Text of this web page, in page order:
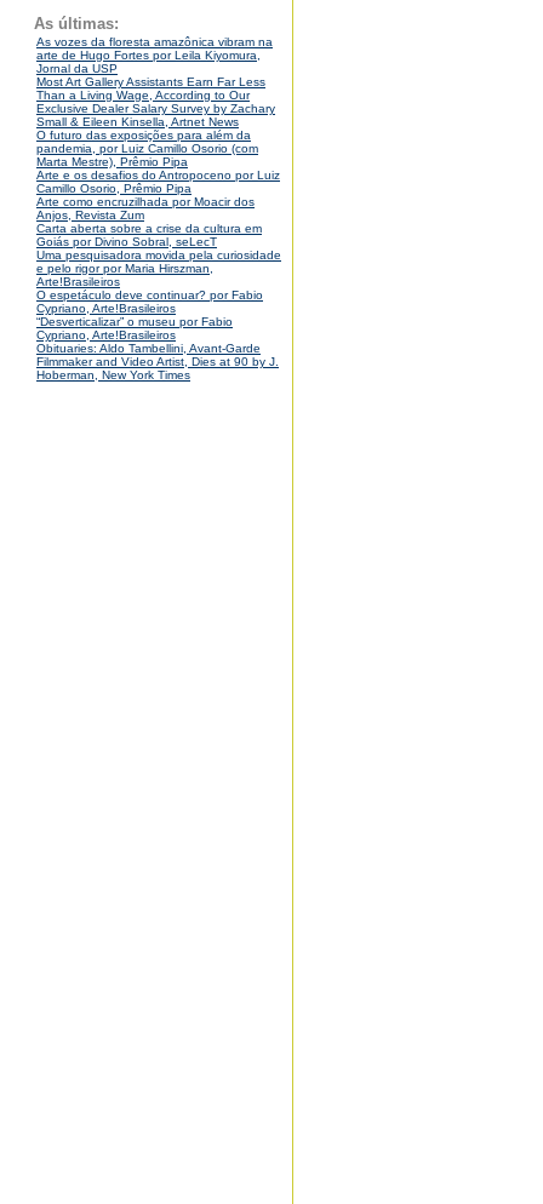
As últimas:
As vozes da floresta amazônica vibram na
arte de Hugo Fortes por Leila Kiyomura,
Jornal da USP
Most Art Gallery Assistants Earn Far Less
Than a Living Wage, According to Our
Exclusive Dealer Salary Survey by Zachary
Small & Eileen Kinsella, Artnet News
O futuro das exposições para além da
pandemia, por Luiz Camillo Osorio (com
Marta Mestre), Prêmio Pipa
Arte e os desafios do Antropoceno por Luiz
Camillo Osorio, Prêmio Pipa
Arte como encruzilhada por Moacir dos
Anjos, Revista Zum
Carta aberta sobre a crise da cultura em
Goiás por Divino Sobral, seLecT
Uma pesquisadora movida pela curiosidade
e pelo rigor por Maria Hirszman,
Arte!Brasileiros
O espetáculo deve continuar? por Fabio
Cypriano, Arte!Brasileiros
“Desverticalizar” o museu por Fabio
Cypriano, Arte!Brasileiros
Obituaries: Aldo Tambellini, Avant-Garde
Filmmaker and Video Artist, Dies at 90 by J.
Hoberman, New York Times